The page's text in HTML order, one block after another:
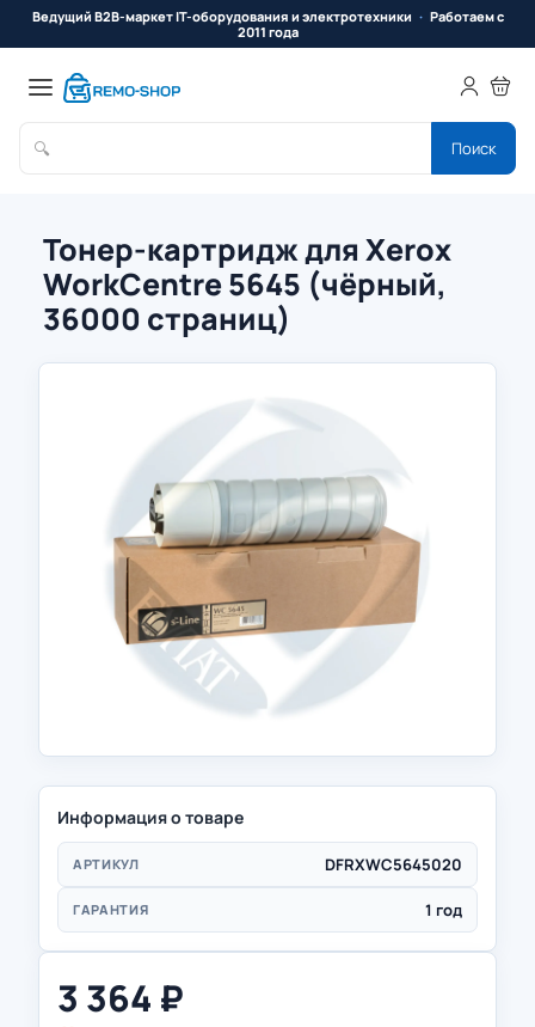
Ведущий B2B-маркет IT-оборудования и электротехники
Работаем с
2011 года
🔍 Поиск
Тонер-картридж для Xerox
WorkCentre 5645 (чёрный,
36000 страниц)
Информация о товаре
АРТИКУЛ DFRXWC5645020
ГАРАНТИЯ 1 год
3 364 ₽